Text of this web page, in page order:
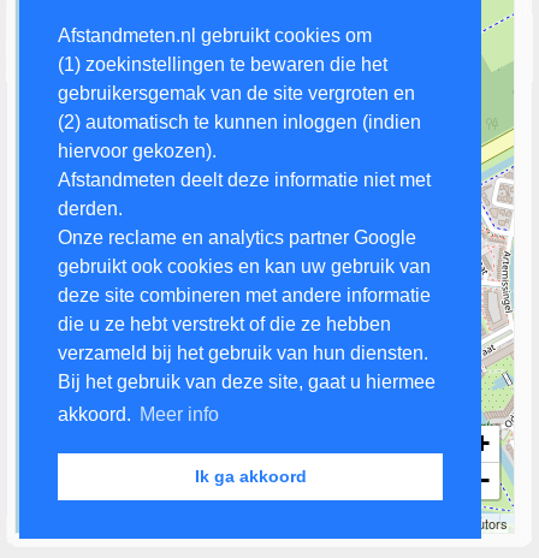
Afstandmeten.nl gebruikt cookies om
(1) zoekinstellingen te bewaren die het
gebruikersgemak van de site vergroten en
(2) automatisch te kunnen inloggen (indien
hiervoor gekozen).
Afstandmeten deelt deze informatie niet met
derden.
Onze reclame en analytics partner Google
gebruikt ook cookies en kan uw gebruik van
deze site combineren met andere informatie
die u ze hebt verstrekt of die ze hebben
verzameld bij het gebruik van hun diensten.
Bij het gebruik van deze site, gaat u hiermee
akkoord. Meer info
Ik ga akkoord
+
−
contributors